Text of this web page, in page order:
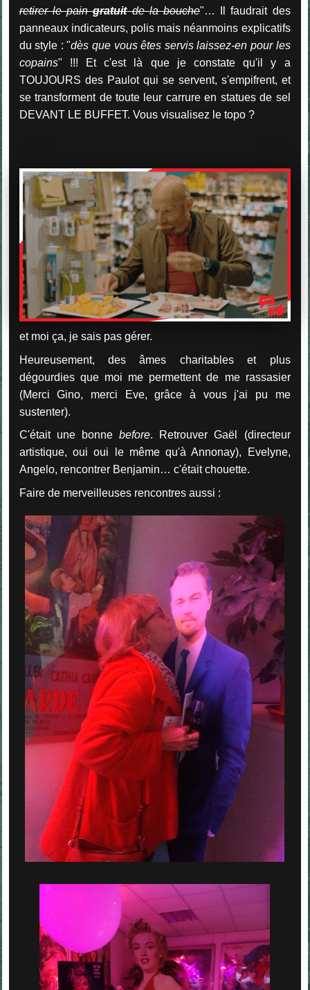
retirer le paingratuitde la bouche"… Il faudrait des
panneaux indicateurs, polis mais néanmoins explicatifs
du style : "dès que vous êtes servis laissez-en pour les
copains" !!! Et c'est là que je constate qu'il y a
TOUJOURS des Paulot qui se servent, s'empifrent, et
se transforment de toute leur carrure en statues de sel
DEVANT LE BUFFET. Vous visualisez le topo ?
et moi ça, je sais pas gérer.
Heureusement, des âmes charitables et plus
dégourdies que moi me permettent de me rassasier
(Merci Gino, merci Eve, grâce à vous j'ai pu me
sustenter).
C'était une bonnebefore. Retrouver Gaël (directeur
artistique, oui oui le même qu'à Annonay), Evelyne,
Angelo, rencontrer Benjamin… c'était chouette.
Faire de merveilleuses rencontres aussi :